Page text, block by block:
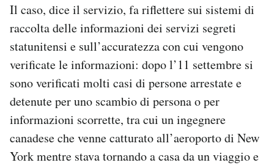
Il caso, dice il servizio, fa riflettere sui sistemi di
raccolta delle informazioni dei servizi segreti
statunitensi e sull’accuratezza con cui vengono
verificate le informazioni: dopo l’11 settembre si
sono verificati molti casi di persone arrestate e
detenute per uno scambio di persona o per
informazioni scorrette, tra cui un ingegnere
canadese che venne catturato all’aeroporto di New
York mentre stava tornando a casa da un viaggio e